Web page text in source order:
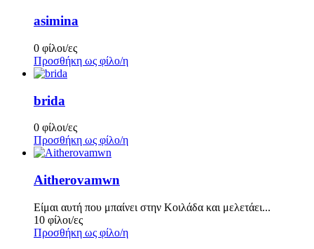
asimina
0 φίλοι/ες
Προσθήκη ως φίλο/η
brida
0 φίλοι/ες
Προσθήκη ως φίλο/η
Aitherovamwn
Είμαι αυτή που μπαίνει στην Κοιλάδα και μελετάει...
10 φίλοι/ες
Προσθήκη ως φίλο/η